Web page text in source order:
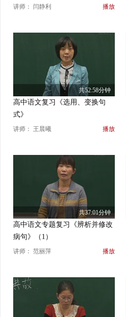
（一）现代阅读版块（1）
讲师： 闫静利 播放
共52:58分钟
高中语文复习《选用、变换句
式》
讲师： 王晨曦 播放
共37:01分钟
高中语文专题复习《辨析并修改
病句》（1）
讲师： 范丽萍 播放